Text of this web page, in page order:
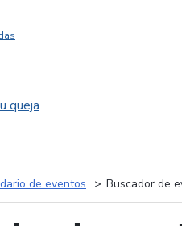
queja
de eventos Buscador de